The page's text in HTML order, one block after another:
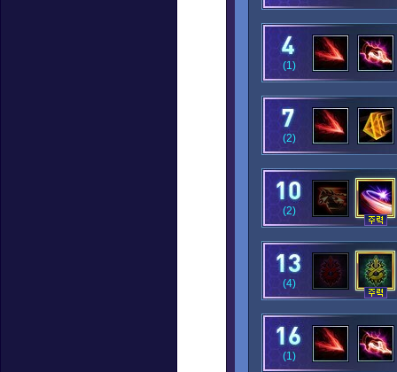
(1)
(2)
(2)
(4)
(1)